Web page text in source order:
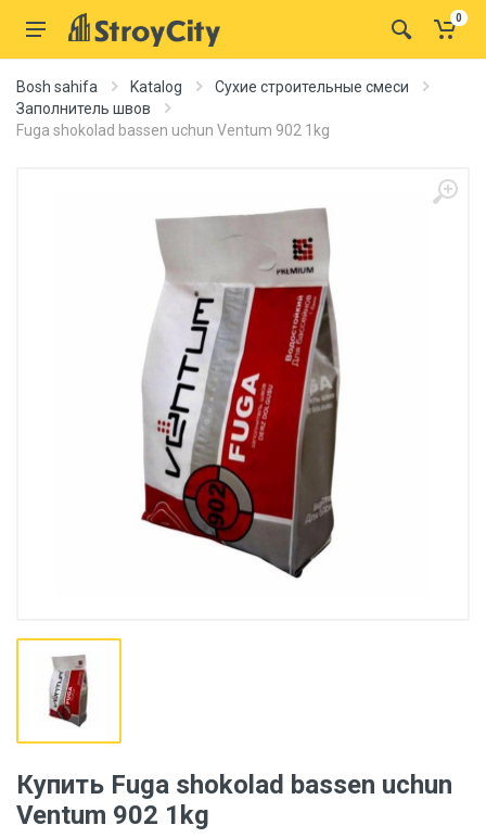
0
Bosh sahifa Katalog
Сухие строительные смеси
Заполнитель швов
Fuga shokolad bassen uchun Ventum 902 1kg
Купить Fuga shokolad bassen uchun
Ventum 902 1kg